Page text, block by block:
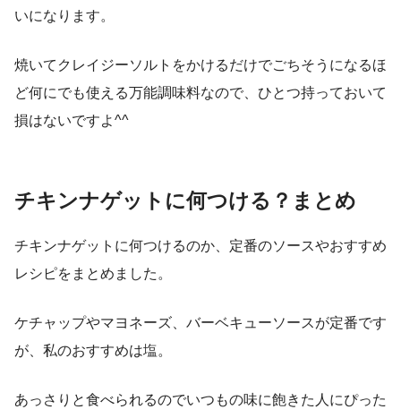
いになります。
焼いてクレイジーソルトをかけるだけでごちそうになるほ
ど何にでも使える万能調味料なので、ひとつ持っておいて
損はないですよ^^
チキンナゲットに何つける？まとめ
チキンナゲットに何つけるのか、定番のソースやおすすめ
レシピをまとめました。
ケチャップやマヨネーズ、バーベキューソースが定番です
が、私のおすすめは塩。
あっさりと食べられるのでいつもの味に飽きた人にぴった